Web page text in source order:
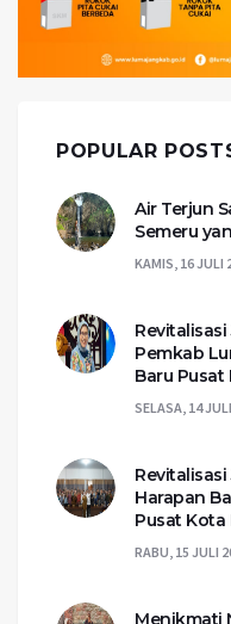
POPULAR
Air Terjun
Semeru
KAMIS, 16 JULI
Pemkab
Baru Pusat
SELASA, 14
Harapan
Pusat
RABU, 15 JULI